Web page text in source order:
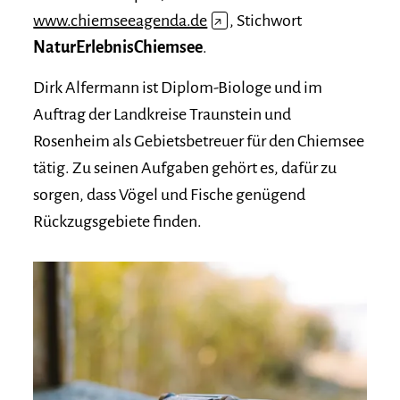
www.chiemseeagenda.de ↗ , Stichwort
NaturErlebnisChiemsee.
Dirk Alfermann ist Diplom-Biologe und im
Auftrag der Landkreise Traunstein und
Rosenheim als Gebietsbetreuer für den Chiemsee
tätig. Zu seinen Aufgaben gehört es, dafür zu
sorgen, dass Vögel und Fische genügend
Rückzugsgebiete finden.